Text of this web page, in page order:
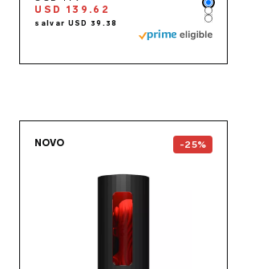
USD 139.62 Color
Color
Color
NOVO -25%